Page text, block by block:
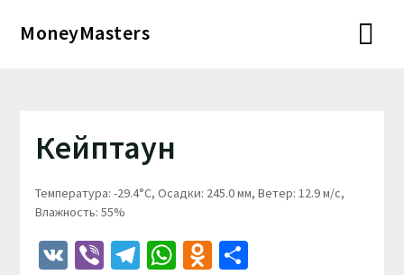
MoneyMasters
Кейптаун
Температура: -29.4°C, Осадки: 245.0 мм, Ветер: 12.9 м/с,
Влажность: 55%
VKViberTelegram
WhatsApp
Odnoklassniki
Отправить